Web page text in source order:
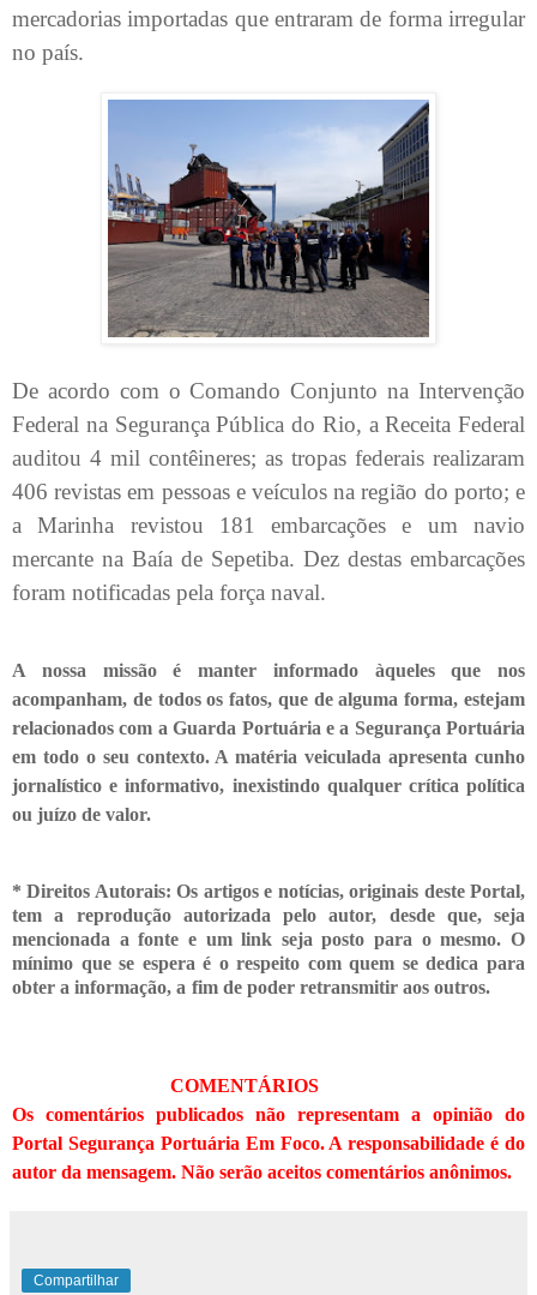
mercadorias importadas que entraram de forma irregular
no país.
De acordo com o Comando Conjunto na Intervenção
Federal na Segurança Pública do Rio, a Receita Federal
auditou 4 mil contêineres; as tropas federais realizaram
406 revistas em pessoas e veículos na região do porto; e
a Marinha revistou 181 embarcações e um navio
mercante na Baía de Sepetiba. Dez destas embarcações
foram notificadas pela força naval.
A nossa missão é manter informado àqueles que nos
acompanham, de todos os fatos, que de alguma forma, estejam
relacionados com a Guarda Portuária e a Segurança Portuária
em todo o seu contexto. A matéria veiculada apresenta cunho
jornalístico e informativo, inexistindo qualquer crítica política
ou juízo de valor.
* Direitos Autorais: Os artigos e notícias, originais deste Portal,
tem a reprodução autorizada pelo autor, desde que, seja
mencionada a fonte e um link seja posto para o mesmo. O
mínimo que se espera é o respeito com quem se dedica para
obter a informação, a fim de poder retransmitiraos outros.
COMENTÁRIOS
Os comentários publicados não representam a opinião do
Portal Segurança Portuária Em Foco. A responsabilidade é do
autor da mensagem. Não serão aceitos comentários anônimos.
Compartilhar